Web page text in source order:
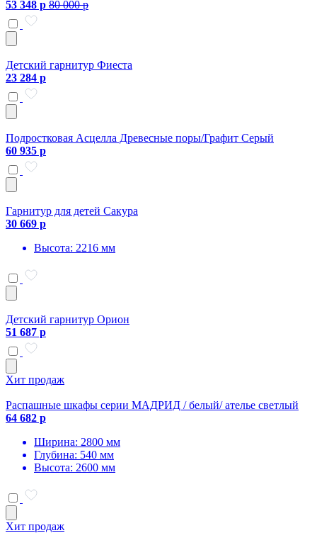
53 348 р 80 000 р
Детский гарнитур Фиеста
23 284 р
Подростковая Асцелла Древесные поры/Графит Серый
60 935 р
Гарнитур для детей Сакура
30 669 р
Высота: 2216 мм
Детский гарнитур Орион
51 687 р
Хит продаж
Распашные шкафы серии МАДРИД / белый/ ателье светлый
64 682 р
Ширина: 2800 мм
Глубина: 540 мм
Высота: 2600 мм
Хит продаж